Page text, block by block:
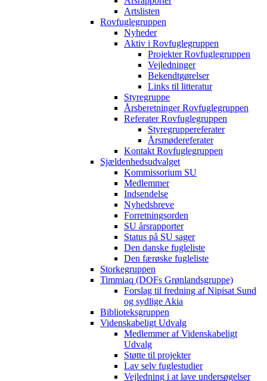
Artslisten
Rovfuglegruppen
Nyheder
Aktiv i Rovfuglegruppen
Projekter Rovfuglegruppen
Vejledninger
Bekendtgørelser
Links til litteratur
Styregruppe
Årsberetninger Rovfuglegruppen
Referater Rovfuglegruppen
Styregruppereferater
Årsmødereferater
Kontakt Rovfuglegruppen
Sjældenhedsudvalget
Kommissorium SU
Medlemmer
Indsendelse
Nyhedsbreve
Forretningsorden
SU årsrapporter
Status på SU sager
Den danske fugleliste
Den færøske fugleliste
Storkegruppen
Timmiaq (DOFs Grønlandsgruppe)
Forslag til fredning af Nipisat Sund
og sydlige Akia
Biblioteksgruppen
Videnskabeligt Udvalg
Medlemmer af Videnskabeligt
Udvalg
Støtte til projekter
Lav selv fuglestudier
Vejledning i at lave undersøgelser